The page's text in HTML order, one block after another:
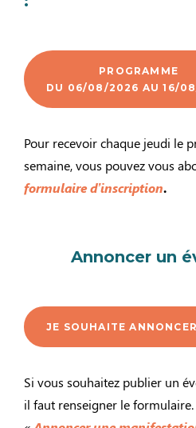
PROGRAMME
DU 06/08/2026 AU 16/
Pour recevoir chaque jeudi le
semaine, vous pouvez vous
formulaire d’inscription.
Annoncer un
JE SOUHAITE
Si vous souhaitez publier un
il faut renseigner le formulaire.